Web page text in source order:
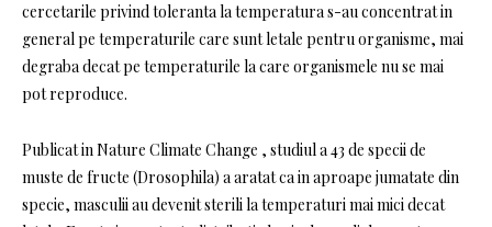
cercetarile privind toleranta la temperatura s-au concentrat in
general pe temperaturile care sunt letale pentru organisme, mai
degraba decat pe temperaturile la care organismele nu se mai
pot reproduce.
Publicat in Nature Climate Change , studiul a 43 de specii de
muste de fructe (Drosophila) a aratat ca in aproape jumatate din
specie, masculii au devenit sterili la temperaturi mai mici decat